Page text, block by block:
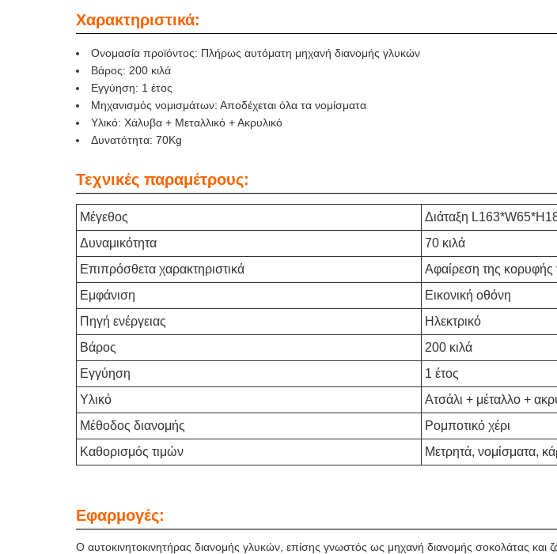
Χαρακτηριστικά:
Ονομασία προϊόντος: Πλήρως αυτόματη μηχανή διανομής γλυκών
Βάρος: 200 κιλά
Εγγύηση: 1 έτος
Μηχανισμός νομισμάτων: Αποδέχεται όλα τα νομίσματα
Υλικό: Χάλυβα + Μεταλλικό + Ακρυλικό
Δυνατότητα: 70Kg
Τεχνικές παραμέτρους:
Μέγεθος
Διάταξη
Δυναμικότητα
70 κιλά
Επιπρόσθετα χαρακτηριστικά
Αφαίρεση της κορυφής
Εμφάνιση
Εικονική οθόνη
Πηγή ενέργειας
Ηλεκτρικό
Βάρος
200 κιλά
Εγγύηση
1 έτος
Υλικό
Ατσάλι + μέταλλο +
Μέθοδος διανομής
Ρομποτικό χέρι
Καθορισμός τιμών
Μετρητά, νομίσματα,
Εφαρμογές:
Ο αυτοκινητοκινητήρας διανομής γλυκών, επίσης γνωστός ως μηχανή διανομής σοκολάτας